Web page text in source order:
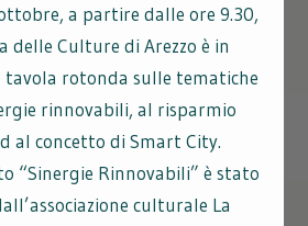
a partire dalle ore 9.30,
delle Culture di Arezzo è in
rotonda sulle tematiche
rinnovabili, al risparmio
al concetto di Smart City.
“Sinergie Rinnovabili” è stato
culturale La